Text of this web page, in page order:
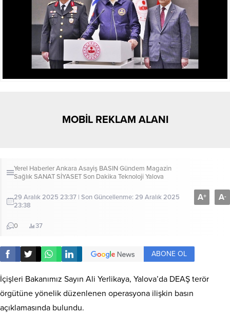
MOBİL REKLAM ALANI
Yerel HaberlerAnkara Asayiş BASINGündem Magazin
SağlıkSANATSİYASETSon Dakika Teknoloji Yalova
29 Aralık 2025 23:37 | Son Güncellenme: 29 Aralık 2025
23:38
0 37
A+ A-
ABONE OL
İçişleri Bakanımız Sayın Ali Yerlikaya, Yalova’da DEAŞ terör
örgütüne yönelik düzenlenen operasyona ilişkin basın
açıklamasında bulundu.